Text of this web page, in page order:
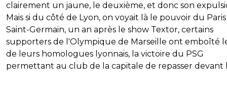
clairement un jaune, le deuxième, et donc son
Mais si du côté de Lyon, on voyait là le pouvoir du Paris
Saint-Germain, un an après le show Textor, certains
supporters de l'Olympique de Marseille ont emboîté
de leurs homologues lyonnais, la victoire du PSG
permettant au club de la capitale de repasser devant